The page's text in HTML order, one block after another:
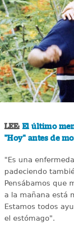
LEE: El último
"Hoy" antes de
"Es una
padeciendo
Pensábamos que
a la mañana está
Estamos todos
el estómago".